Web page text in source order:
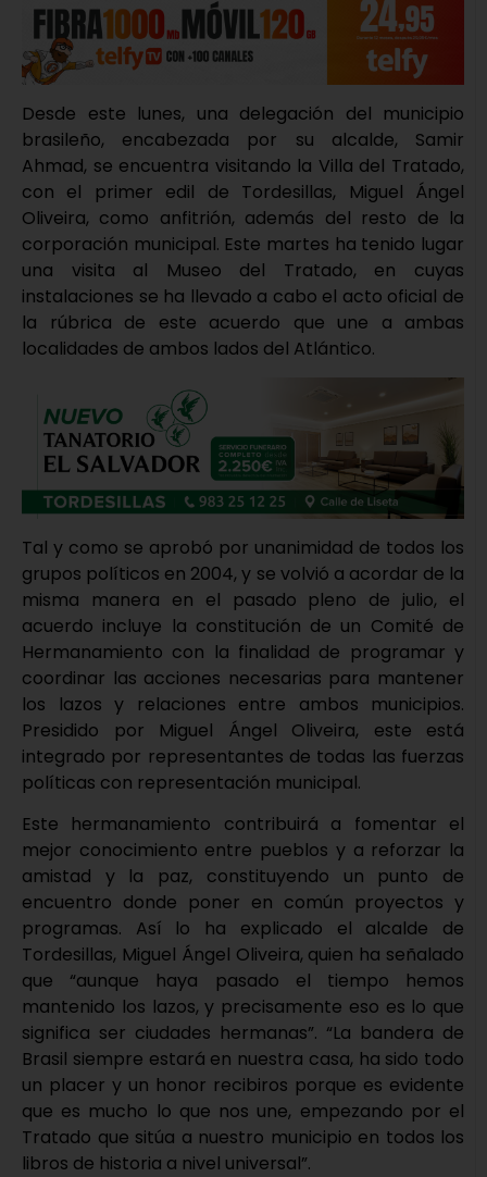
Desde este lunes, una delegación del municipio
brasileño, encabezada por su alcalde, Samir
Ahmad, se encuentra visitando la Villa del Tratado,
con el primer edil de Tordesillas, Miguel Ángel
Oliveira, como anfitrión, además del resto de la
corporación municipal. Este martes ha tenido lugar
una visita al Museo del Tratado, en cuyas
instalaciones se ha llevado a cabo el acto oficial de
la rúbrica de este acuerdo que une a ambas
localidades de ambos lados del Atlántico.
Tal y como se aprobó por unanimidad de todos los
grupos políticos en 2004, y se volvió a acordar de la
misma manera en el pasado pleno de julio, el
acuerdo incluye la constitución de un Comité de
Hermanamiento con la finalidad de programar y
coordinar las acciones necesarias para mantener
los lazos y relaciones entre ambos municipios.
Presidido por Miguel Ángel Oliveira, este está
integrado por representantes de todas las fuerzas
políticas con representación municipal.
Este hermanamiento contribuirá a fomentar el
mejor conocimiento entre pueblos y a reforzar la
amistad y la paz, constituyendo un punto de
encuentro donde poner en común proyectos y
programas. Así lo ha explicado el alcalde de
Tordesillas, Miguel Ángel Oliveira, quien ha señalado
que “aunque haya pasado el tiempo hemos
mantenido los lazos, y precisamente eso es lo que
significa ser ciudades hermanas”. “La bandera de
Brasil siempre estará en nuestra casa, ha sido todo
un placer y un honor recibiros porque es evidente
que es mucho lo que nos une, empezando por el
Tratado que sitúa a nuestro municipio en todos los
libros de historia a nivel universal”.